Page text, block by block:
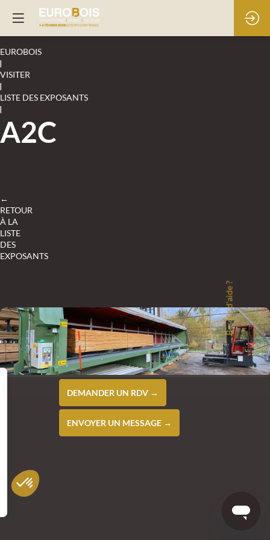
EUROBOIS
|
VISITER
|
LISTE DES EXPOSANTS
|
A2C
←
RETOUR
À LA
LISTE
DES
EXPOSANTS
DEMANDER UN RDV →
ENVOYER UN MESSAGE →
Besoin d'aide ?